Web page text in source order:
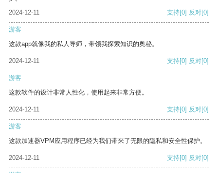
2024-12-11
支持[0] 反对[0]
游客
这款app就像我的私人导师，带领我探索知识的奥秘。
2024-12-11 支持[0] 反对[0]
游客
这款软件的设计非常人性化，使用起来非常方便。
2024-12-11 支持[0] 反对[0]
游客
这款加速器VPM应用程序已经为我们带来了无限的隐私和安全性保护。
2024-12-11 支持[0] 反对[0]